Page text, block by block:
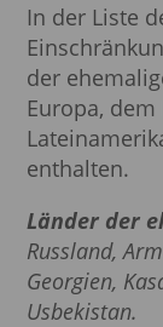
In der Liste
der
Europa, dem
enthalten.
Länder der
Russland,
Georgien,
Usbekistan.